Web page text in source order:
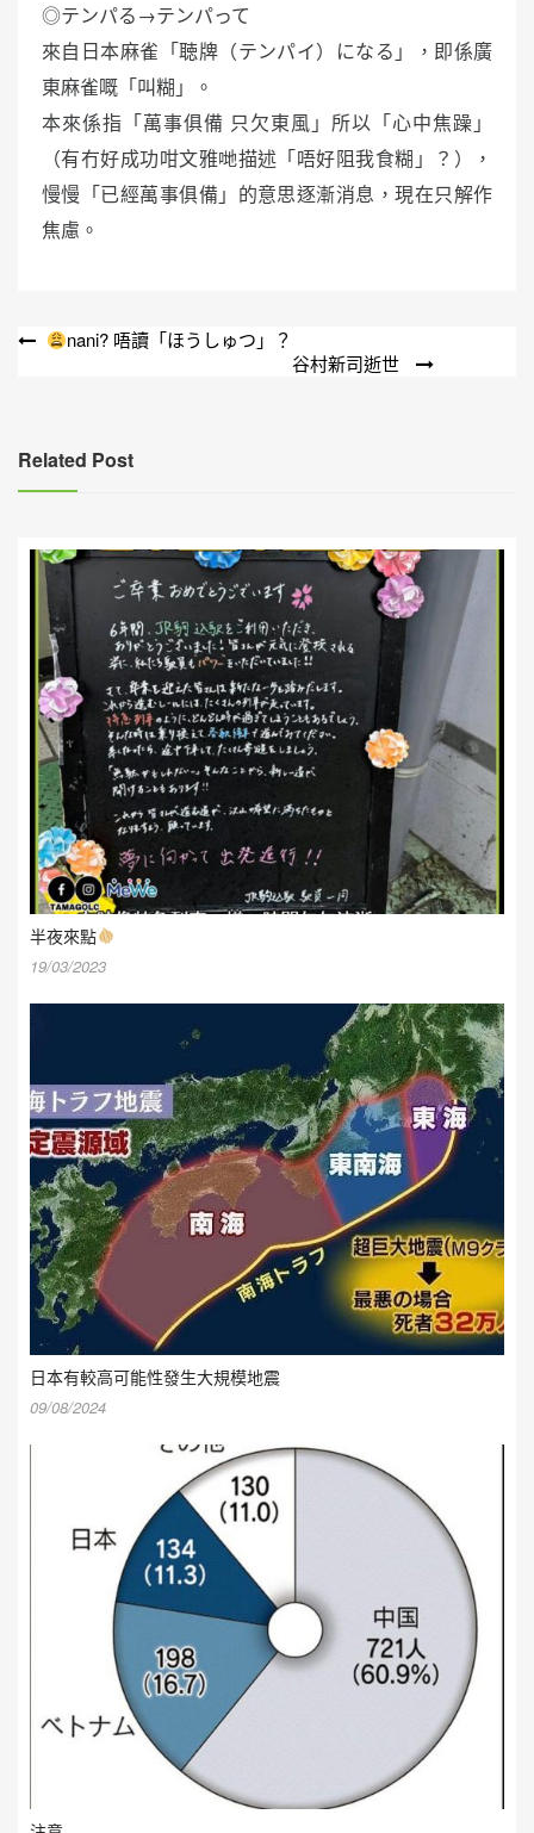
◎テンパる→テンパって
來自日本麻雀「聴牌（テンパイ）になる」，即係廣
東麻雀嘅「叫糊」。
本來係指「萬事俱備 只欠東風」所以「心中焦躁」
（有冇好成功咁文雅哋描述「唔好阻我食糊」？），
慢慢「已經萬事俱備」的意思逐漸消息，現在只解作
焦慮。
文
覽
nani? 唔讀「ほうしゅつ」？
谷村新司逝世
Related Post
半夜來點
19/03/2023
日本有較高可能性發生大規模地震
09/08/2024